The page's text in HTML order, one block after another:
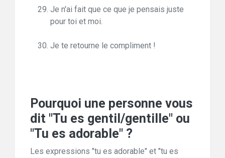
Je n'ai fait que ce que je pensais juste
pour toi et moi.
Je te retourne le compliment !
Pourquoi une personne vous
dit "Tu es gentil/gentille" ou
"Tu es adorable" ?
Les expressions "tu es adorable" et "tu es